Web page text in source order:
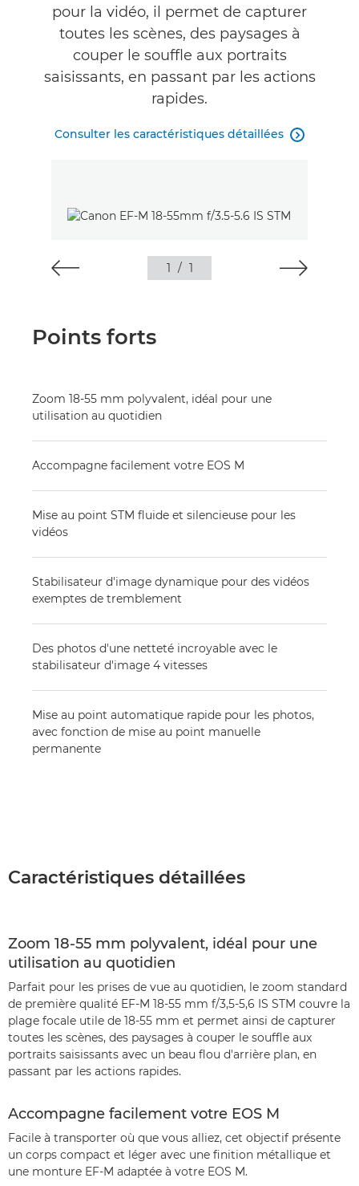
pour la vidéo, il permet de capturer
toutes les scènes, des paysages à
couper le souffle aux portraits
saisissants, en passant par les actions
rapides.
Consulter les caractéristiques détaillées 
1 / 1
Points forts
Zoom 18-55 mm polyvalent, idéal pour une
utilisation au quotidien
Accompagne facilement votre EOS M
Mise au point STM fluide et silencieuse pour les
vidéos
Stabilisateur d'image dynamique pour des vidéos
exemptes de tremblement
Des photos d'une netteté incroyable avec le
stabilisateur d'image 4 vitesses
Mise au point automatique rapide pour les photos,
avec fonction de mise au point manuelle
permanente
Caractéristiques détaillées
Zoom 18-55 mm polyvalent, idéal pour une
utilisation au quotidien
Parfait pour les prises de vue au quotidien, le zoom standard
de première qualité EF-M 18-55 mm f/3,5-5,6 IS STM couvre la
plage focale utile de 18-55 mm et permet ainsi de capturer
toutes les scènes, des paysages à couper le souffle aux
portraits saisissants avec un beau flou d'arrière plan, en
passant par les actions rapides.
Accompagne facilement votre EOS M
Facile à transporter où que vous alliez, cet objectif présente
un corps compact et léger avec une finition métallique et
une monture EF-M adaptée à votre EOS M.